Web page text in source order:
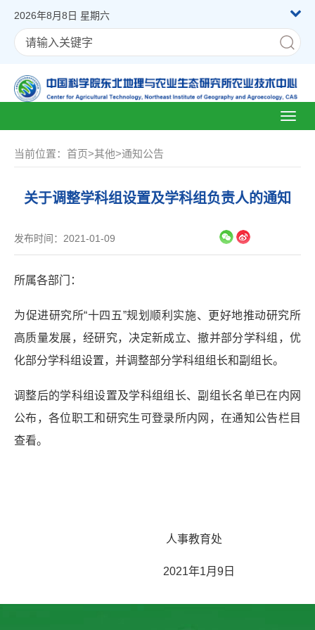
2026年8月8日 星期六
当前位置： 首页>其他>通知公告
关于调整学科组设置及学科组负责人的通知
发布时间：2021-01-09
所属各部门：
为促进研究所“十四五”规划顺利实施、更好地推动研究所
高质量发展，经研究，决定新成立、撤并部分学科组，优
化部分学科组设置，并调整部分学科组组长和副组长。
调整后的学科组设置及学科组组长、副组长名单已在内网
公布，各位职工和研究生可登录所内网，在通知公告栏目
查看。
人事教育处
2021年1月9日